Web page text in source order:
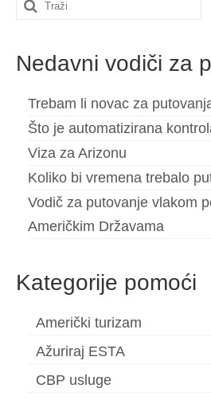
Search
Nedavni vodiči za
Trebam li novac za
Što je automatizirana
Viza za Arizonu
Koliko bi vremena trebalo
Vodič za putovanje vlakom
Američkim Državama
Kategorije pomoći
Američki turizam
Ažuriraj ESTA
CBP usluge